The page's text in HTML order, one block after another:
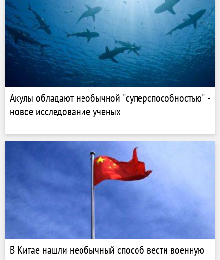
Акулы обладают необычной "суперспособностью" -
новое исследование ученых
В Китае нашли необычный способ вести военную